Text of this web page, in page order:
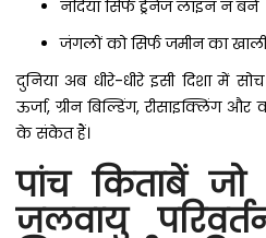
नदियां सिर्फ ड्रेनेज लाइन न बनें
जंगलों को सिर्फ जमीन का
दुनिया अब धीरे-धीरे इसी दिशा में
ऊर्जा, ग्रीन बिल्डिंग, रीसाइक्लिंग
के संकेत हैं।
पांच किताबें जो
जलवायु